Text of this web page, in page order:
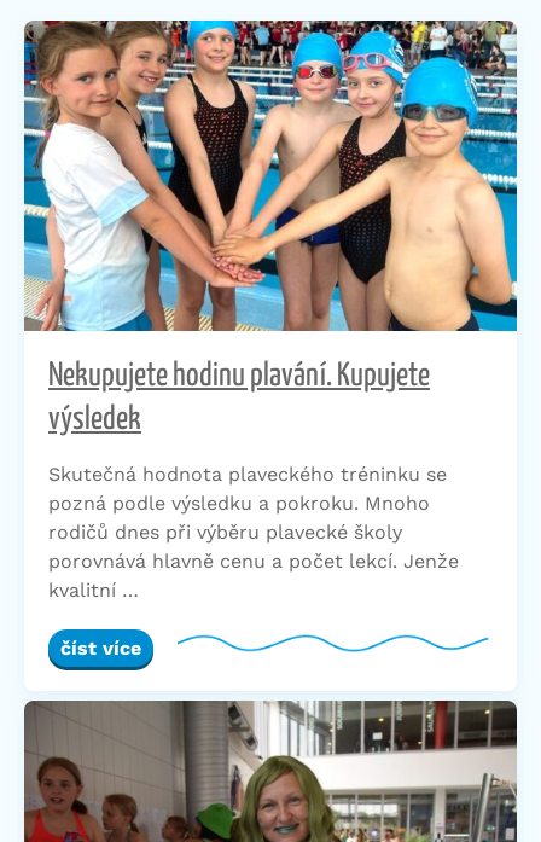
Nekupujete hodinu plavání. Kupujete
výsledek
Skutečná hodnota plaveckého tréninku se
pozná podle výsledku a pokroku. Mnoho
rodičů dnes při výběru plavecké školy
porovnává hlavně cenu a počet lekcí. Jenže
kvalitní …
číst více